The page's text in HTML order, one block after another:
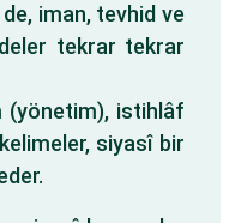
iman, tevhid ve
tekrar tekrar
(yönetim), istihlâf
siyasî bir